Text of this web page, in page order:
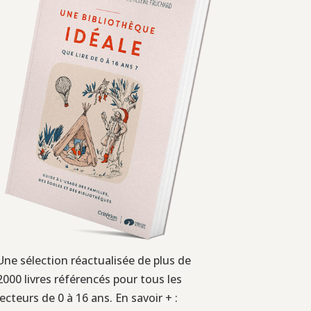
sélection réactualisée de plus de
livres référencés pour tous les
de 0 à 16 ans. En savoir + :